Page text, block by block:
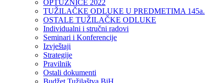
OPTUŽNICE 2022
TUŽILAČKE ODLUKE U PREDMETIMA 145a.
OSTALE TUŽILAČKE ODLUKE
Individualni i stručni radovi
Seminari i Konferencije
Izvještaji
Strategije
Pravilnik
Ostali dokumenti